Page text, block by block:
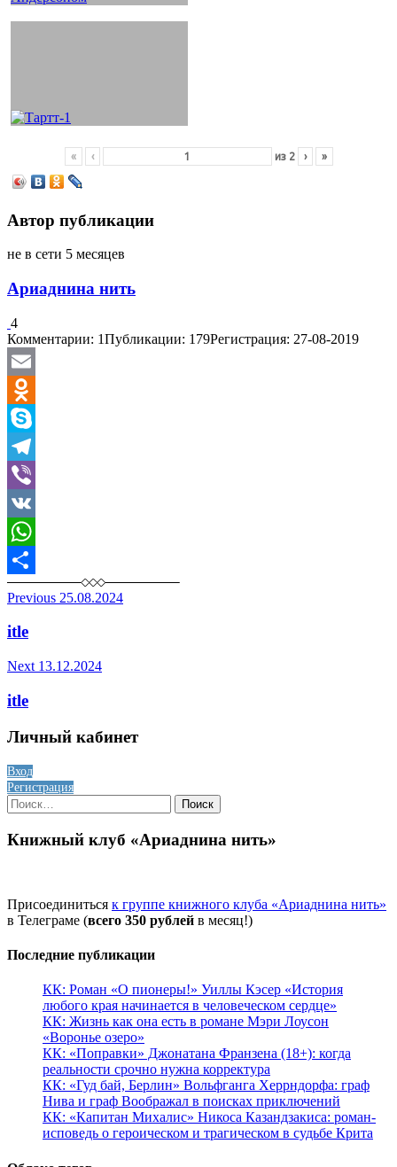
« ‹ из 2 › »
Автор публикации
не в сети 5 месяцев
Ариаднина нить
4
Комментарии: 1Публикации: 179Регистрация: 27-08-2019
Email
Odnoklassniki
Skype
Telegram
Viber
VK
WhatsApp
Отправить
Post
navigation
Previous 25.08.2024
itle
Next 13.12.2024
itle
Личный кабинет
Вход
Регистрация
Найти:
Книжный клуб «Ариаднина нить»
Присоединиться к группе книжного клуба «Ариаднина нить»
в Телеграме (всего 350 рублей в месяц!)
Последние публикации
КК: Роман «О пионеры!» Уиллы Кэсер «История
любого края начинается в человеческом сердце»
КК: Жизнь как она есть в романе Мэри Лоусон
«Воронье озеро»
КК: «Поправки» Джонатана Франзена (18+): когда
реальности срочно нужна корректура
КК: «Гуд бай, Берлин» Вольфганга Херрндорфа: граф
Нива и граф Воображал в поисках приключений
КК: «Капитан Михалис» Никоса Казандзакиса: роман-
исповедь о героическом и трагическом в судьбе Крита